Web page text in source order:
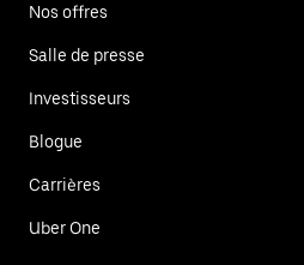
Nos offres
Salle de presse
Investisseurs
Blogue
Carrières
Uber One